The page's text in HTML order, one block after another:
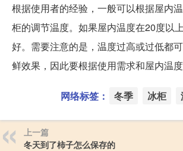
根据使用者的经验，一般可以根据屋内
柜的调节温度。如果屋内温度在20度以
好。需要注意的是，温度过高或过低都
鲜效果，因此要根据使用需求和屋内温度
网络标签： 冬季 冰柜
上一篇
冬天到了柿子怎么保存的